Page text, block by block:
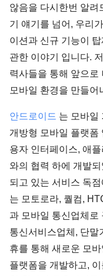
않음을 다시한번 알려
기 얘기를 넘어, 우리
이션과 신규 기능이
관한 이야기 입니다.
력사들을 통해 앞으로
모바일 환경을 만들
안드로이드 는 모바일
개방형 모바일 플랫폼
용자 인터페이스, 애
와의 협력 하에 개발
되고 있는 서비스 독
는 모토로라, 퀄컴,
과 모바일 통신업체로
통신서비스업체, 단말
휴를 통해 새로운 모
플랫폼을 개발하고,